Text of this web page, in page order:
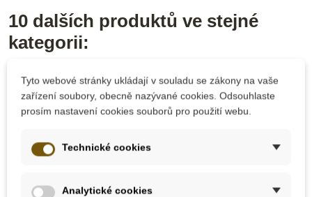
10 dalších produktů ve stejné
kategorii:
Tyto webové stránky ukládají v souladu se zákony na vaše
zařízení soubory, obecně nazývané cookies. Odsouhlaste
prosím nastavení cookies souborů pro použití webu.
Technické cookies
Analytické cookies